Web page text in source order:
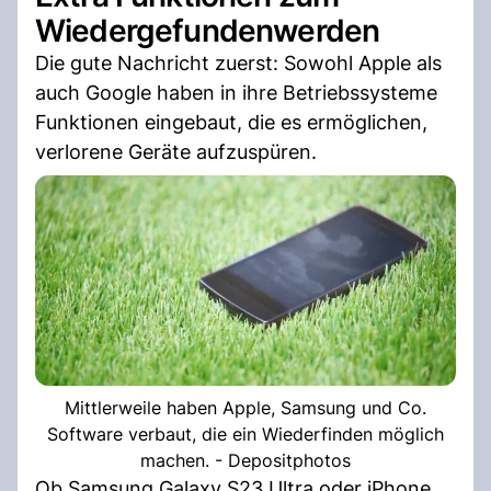
Wiedergefundenwerden
Die gute Nachricht zuerst: Sowohl Apple als
auch Google haben in ihre Betriebssysteme
Funktionen eingebaut, die es ermöglichen,
verlorene Geräte aufzuspüren.
Mittlerweile haben Apple, Samsung und Co.
Software verbaut, die ein Wiederfinden möglich
machen. - Depositphotos